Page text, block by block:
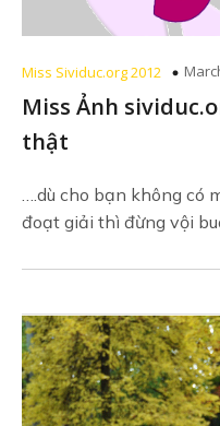
Miss Sividuc.org 2012
Miss Ảnh
thật
….dù cho bạn không có
đoạt giải thì đừng vội